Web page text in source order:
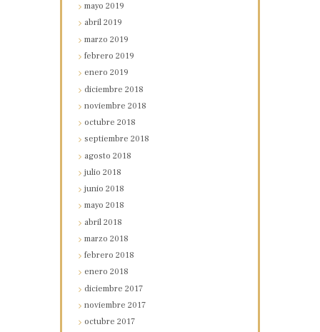
mayo2019
abril2019
marzo2019
febrero2019
enero2019
diciembre2018
noviembre2018
octubre2018
septiembre2018
agosto2018
julio2018
junio2018
mayo2018
abril2018
marzo2018
febrero2018
enero2018
diciembre2017
noviembre2017
octubre2017